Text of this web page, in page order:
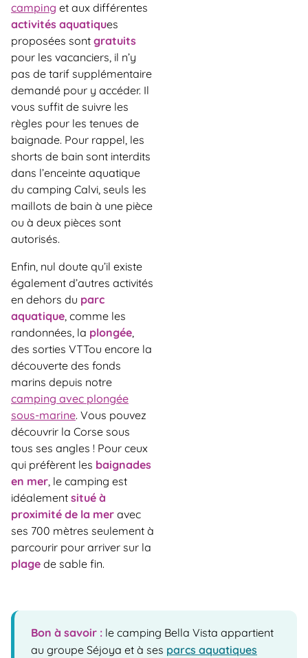
camping et aux différentes
activités aquatiques
proposées sont gratuits
pour les vacanciers, il n’y
pas de tarif supplémentaire
demandé pour y accéder. Il
vous suffit de suivre les
règles pour les tenues de
baignade. Pour rappel, les
shorts de bain sont interdits
dans l’enceinte aquatique
du camping Calvi, seuls les
maillots de bain à une pièce
ou à deux pièces sont
autorisés.
Enfin, nul doute qu’il existe
également d’autres activités
en dehors du parc
aquatique, comme les
randonnées, la plongée,
des sorties VTTou encore la
découverte des fonds
marins depuis notre
camping avec plongée
sous-marine. Vous pouvez
découvrir la Corse sous
tous ses angles ! Pour ceux
qui préfèrent les baignades
en mer, le camping est
idéalement situé à
proximité de la mer avec
ses 700 mètres seulement à
parcourir pour arriver sur la
plage de sable fin.
Bon à savoir : le camping Bella Vista appartient
au groupe Séjoya et à ses parcs aquatiques